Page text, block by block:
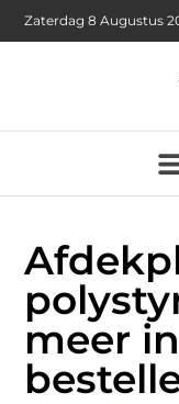
Zaterdag 8 Augustus
meer